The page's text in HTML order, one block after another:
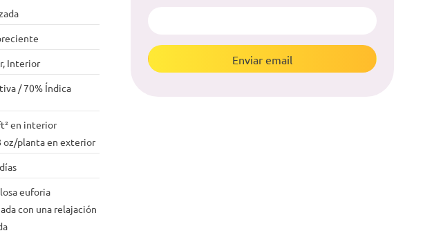
Interior
/ 70% Índica
en interior
oz/planta en exterior
euforia
con una relajación
Enviar email